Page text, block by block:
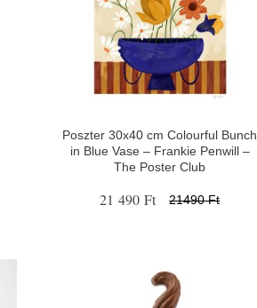
Poszter 30x40 cm Colourful Bunch
in Blue Vase – Frankie Penwill –
The Poster Club
21 490 Ft 21490 Ft